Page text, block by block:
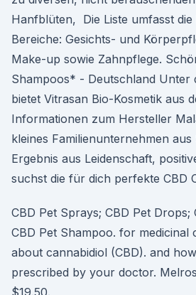
Hanfblüten, Die Liste umfasst
Bereiche: Gesichts- und
Make-up sowie Zahnpflege.
Shampoos* - Deutschland Unter
bietet Vitrasan Bio-Kosmetik aus
Informationen zum Hersteller
kleines Familienunternehmen
Ergebnis aus Leidenschaft,
suchst die für dich perfekte CBD
CBD Pet Sprays; CBD Pet Drops;
CBD Pet Shampoo. for medicinal
about cannabidiol (CBD). and
prescribed by your doctor.
$19.50.